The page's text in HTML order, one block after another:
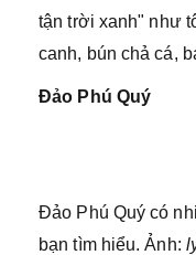
tận trời xanh" như
canh, bún chả cá,
Đảo Phú Quý
Đảo Phú Quý có
bạn tìm hiểu. Ảnh: